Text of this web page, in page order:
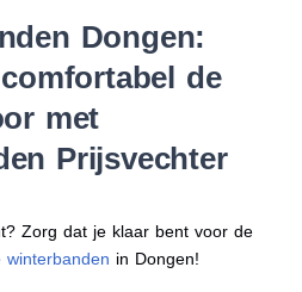
Dongen:
de
met
Prijsvechter
Zorg dat je klaar bent voor de
winterbanden in Dongen!